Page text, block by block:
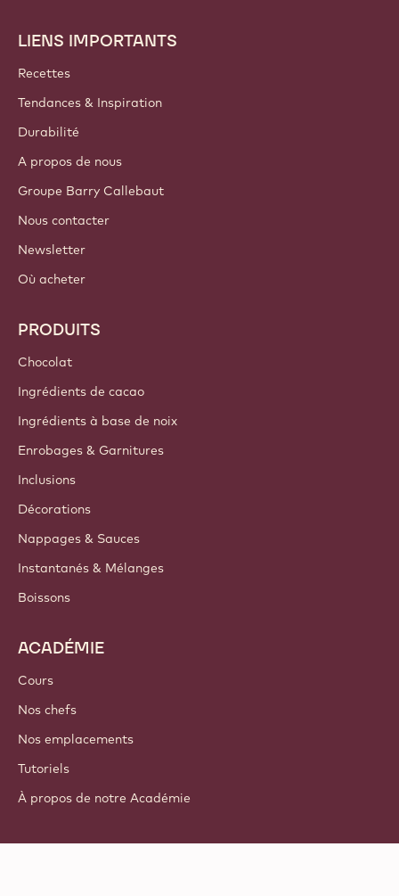
Footer
Callebaut
LIENS IMPORTANTS
Recettes
Tendances & Inspiration
Durabilité
A propos de nous
Groupe Barry Callebaut
Nous contacter
Newsletter
Où acheter
PRODUITS
Chocolat
Ingrédients de cacao
Ingrédients à base de noix
Enrobages & Garnitures
Inclusions
Décorations
Nappages & Sauces
Instantanés & Mélanges
Boissons
ACADÉMIE
Cours
Nos chefs
Nos emplacements
Tutoriels
À propos de notre Académie